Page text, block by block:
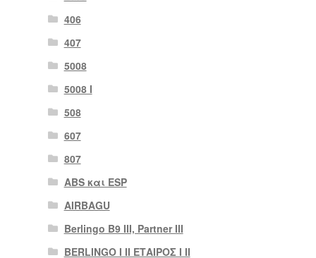
406
407
5008
5008 Ι
508
607
807
ABS και ESP
AIRBAGU
Berlingo B9 III, Partner III
BERLINGO I II ΕΤΑΙΡΟΣ I II